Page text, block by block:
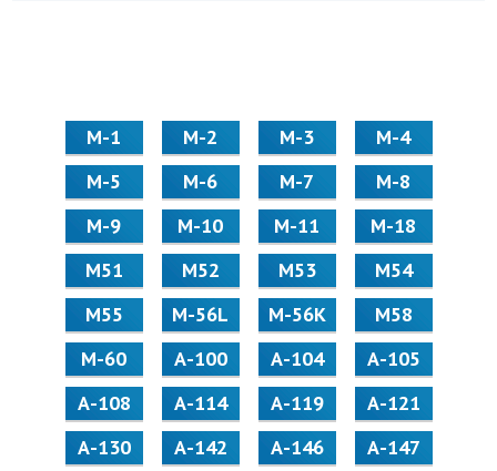
М-1 М-2 М-3
М-4
М-5
М-6 М-7
М-8
М-9
М-10 М-11
М-18
М51
М52 М53
М54
М55
M-56L M-56K
М58
M-60
А-100 А-104
А-105
А-108
А-114 А-119
А-121
А-130
А-142 А-146
А-147